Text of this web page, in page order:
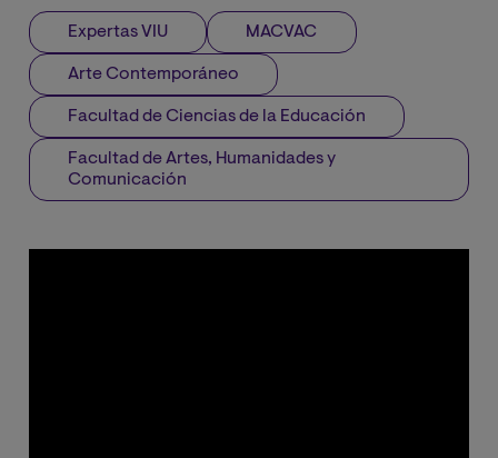
Expertas VIU MACVAC
Arte Contemporáneo
Facultad de Ciencias de la Educación
Facultad de Artes, Humanidades y
Comunicación